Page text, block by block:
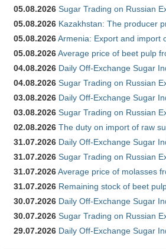
05.08.2026 Sugar Trading on Russian
05.08.2026 Kazakhstan: The producer
05.08.2026Armenia: Export and import
05.08.2026Average price of beet pulp
04.08.2026 Daily Off-Exchange Sugar
04.08.2026 Sugar Trading on Russian
03.08.2026 Daily Off-Exchange Sugar
03.08.2026 Sugar Trading on Russian
02.08.2026 The duty on import of raw
31.07.2026 Daily Off-Exchange Sugar
31.07.2026 Sugar Trading on Russian
31.07.2026Average price of molasses
31.07.2026 Remaining stock of beet
30.07.2026 Daily Off-Exchange Sugar
30.07.2026 Sugar Trading on Russian
29.07.2026 Daily Off-Exchange Sugar